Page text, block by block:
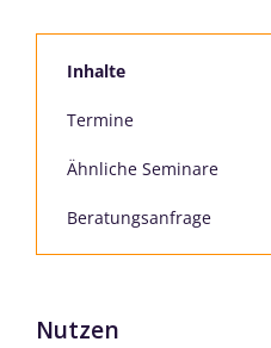
Inhalte
Termine
Ähnliche Seminare
Beratungsanfrage
Nutzen